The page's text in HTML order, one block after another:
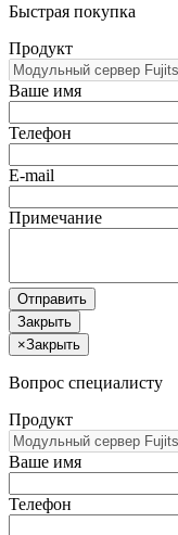
Быстрая покупка
Продукт
Ваше имя
Телефон
E-mail
Примечание
Отправить
Закрыть
×Закрыть
Вопрос специалисту
Продукт
Ваше имя
Телефон